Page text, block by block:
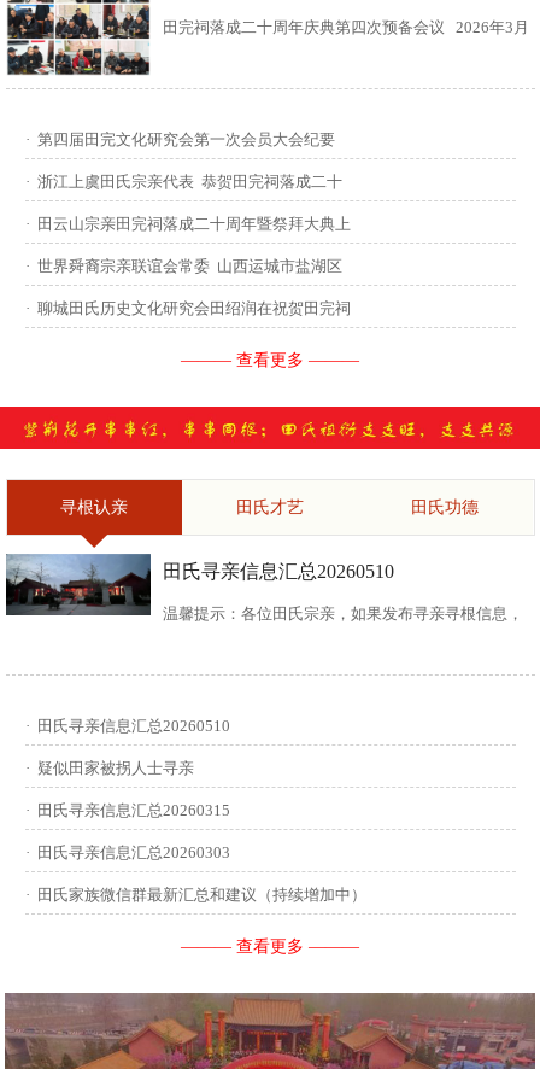
田完祠落成二十周年庆典第四次预备会议 2026年3月
祖”第四次预备会议。 常务副会长田传灿宗亲主持会
议...
· 第四届田完文化研究会第一次会员大会纪要
· 浙江上虞田氏宗亲代表 恭贺田完祠落成二十
· 田云山宗亲田完祠落成二十周年暨祭拜大典上
· 世界舜裔宗亲联谊会常委 山西运城市盐湖区
· 聊城田氏历史文化研究会田绍润在祝贺田完祠
——— 查看更多 ———
寻根认亲 田氏才艺 田氏功德
田氏寻亲信息汇总20260510
温馨提示：各位田氏宗亲，如果发布寻亲寻根信息，
讳，迁居前字辈和迁居后历次新续的字辈，分迁族人
迁居地，因何原因迁居等。最后别忘了留下联系人和
联系方式。 没有家谱的问问族中老年人口耳相传的信
息有哪些，有家谱请把家谱中的信息简...
· 田氏寻亲信息汇总20260510
· 疑似田家被拐人士寻亲
· 田氏寻亲信息汇总20260315
· 田氏寻亲信息汇总20260303
· 田氏家族微信群最新汇总和建议（持续增加中）
——— 查看更多 ———